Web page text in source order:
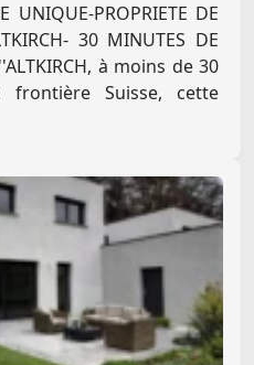
UNIQUE-PROPRIETE DE
30 MINUTES DE
à moins de 30
Suisse, cette